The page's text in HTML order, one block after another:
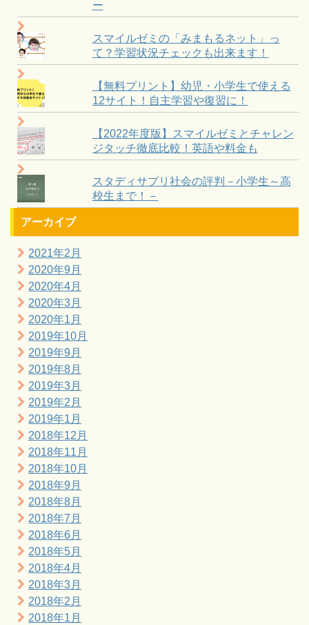
ー
スマイルゼミの「みまもるネット」っ
て？学習状況チェックも出来ます！
【無料プリント】幼児・小学生で使える
12サイト！自主学習や復習に！
【2022年度版】スマイルゼミとチャレン
ジタッチ徹底比較！英語や料金も
スタディサプリ社会の評判－小学生～高
校生まで！－
アーカイブ
2021年2月
2020年9月
2020年4月
2020年3月
2020年1月
2019年10月
2019年9月
2019年8月
2019年3月
2019年2月
2019年1月
2018年12月
2018年11月
2018年10月
2018年9月
2018年8月
2018年7月
2018年6月
2018年5月
2018年4月
2018年3月
2018年2月
2018年1月